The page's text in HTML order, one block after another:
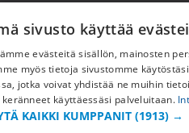
Lisää meistä
Yritystiedot
sivusto käyttää
evästeitä sisällön, mainosten
myös tietoja sivustomme
jotka voivat yhdistää ne muihin
keränneet käyttäessäsi palveluitaan.
KAIKKI KUMPPANIT (1913) →